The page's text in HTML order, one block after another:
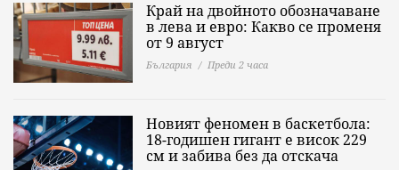
Край на двойното обозначаване
в лева и евро: Какво се променя
от 9 август
България Преди 2 часа
Новият феномен в баскетбола:
18-годишен гигант е висок 229
см и забива без да отскача